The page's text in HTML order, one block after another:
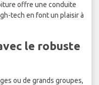
offre une conduite
tech en font un plaisir à
le robuste
ou de grands groupes,